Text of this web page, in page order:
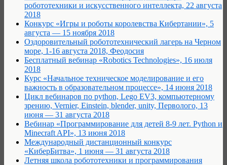
робототехники и искусственного интеллекта, 22 августа
2018
Конкурс «Игры и роботы королевства Кибертании», 5
августа — 15 ноября 2018
Оздоровительный робототехнический лагерь на Черном
море, 1-16 августа 2018, Феодосия
Бесплатный вебинар «Robotics Technologies», 16 июля
2018
Курс «Начальное техническое моделирование и его
важность в образовательном процессе», 14 июня 2018
Цикл вебинаров по python, Lego EV3, компьютерному
зрению, Vernier, Einstein, blender, unity, Перволого, 13
июня — 31 августа 2018
Вебинар «Программирование для детей 8-9 лет. Python и
Minecraft API», 13 июня 2018
Международный дистанционный конкурс
«КиберБитва», 1 июня — 31 августа 2018
Летняя школа робототехники и программирования